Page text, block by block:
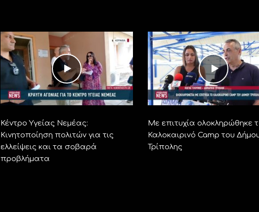
Κέντρο Υγείας Νεμέας:
Κινητοποίηση πολιτών για τις
ελλείψεις και τα σοβαρά
προβλήματα
Με επιτυχία ολοκληρώθηκε
Καλοκαιρινό Camp του
Τρίπολης